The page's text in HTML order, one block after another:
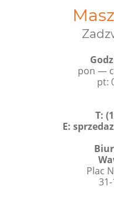
pon —
pt:
T:
E:
Plac